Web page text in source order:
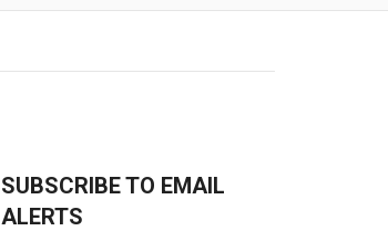
SUBSCRIBE TO EMAIL
ALERTS